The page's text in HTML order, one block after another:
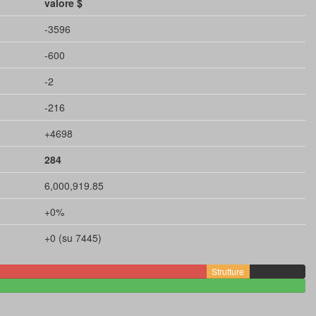
valore $
-3596
-600
-2
-216
+4698
284
6,000,919.85
+0%
+0 (su 7445)
Strutture